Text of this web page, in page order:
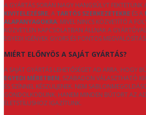
A GYÁRTÁS SORÁN NAGY HANGSÚLYT FEKTETÜNK
KIVITELEZÉSRE, A TARTÓS SZERKEZETEKRE ÉS A
ALAPANYAGOKRA. MIVEL NINCS KÖZVETÍTŐ A
KÖZVETLEN KAPCSOLATBAN ÁLLNAK A
EGYEDI IGÉNYEK GYORS ÉS PONTOS
MIÉRT ELŐNYÖS A SAJÁT GYÁRTÁS?
A SAJÁT GYÁRTÁS LEHETŐSÉGET AD ARRA, HOGY
EGYEDI MÉRETBEN, SZABADON VÁLASZTHATÓ
ÉS SZÍNNEL KÉSZÜLJENEK. NEM
GONDOLKODUNK, HANEM MINDEN BÚTORT AZ
ÉLETSTÍLUSHOZ IGAZÍTUNK.